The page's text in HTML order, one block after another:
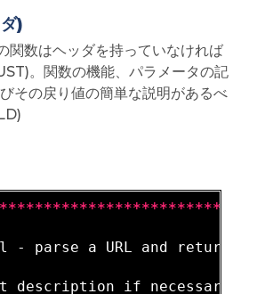
)
関数はヘッダを持っていなければ
。関数の機能、パラメータの記
その戻り値の簡単な説明があるべ
*************************